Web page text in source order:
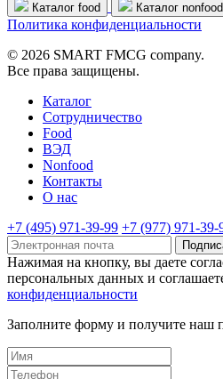
Каталог food Каталог nonfood
Политика конфиденциальности
© 2026 SMART FMCG company.
Все права защищены.
Каталог
Cотрудничество
Food
ВЭД
Nonfood
Контакты
О нас
+7 (495) 971-39-99 +7 (977) 971-39-
Нажимая на кнопку, вы даете
персональных данных и
конфиденциальности
Заполните форму и получите наш